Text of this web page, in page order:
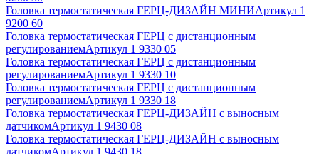
Головка термостатическая ГЕРЦ-ДИЗАЙН МИНИАртикул 1
9200 60
Головка термостатическая ГЕРЦ с дистанционным
регулированиемАртикул 1 9330 05
Головка термостатическая ГЕРЦ с дистанционным
регулированиемАртикул 1 9330 10
Головка термостатическая ГЕРЦ с дистанционным
регулированиемАртикул 1 9330 18
Головка термостатическая ГЕРЦ-ДИЗАЙН с выносным
датчикомАртикул 1 9430 08
Головка термостатическая ГЕРЦ-ДИЗАЙН с выносным
датчикомАртикул 1 9430 18